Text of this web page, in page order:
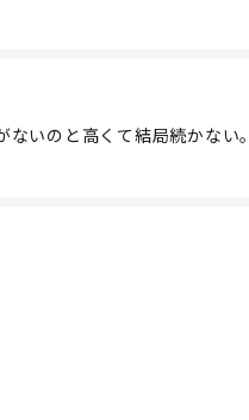
いのと高くて結局続かない。